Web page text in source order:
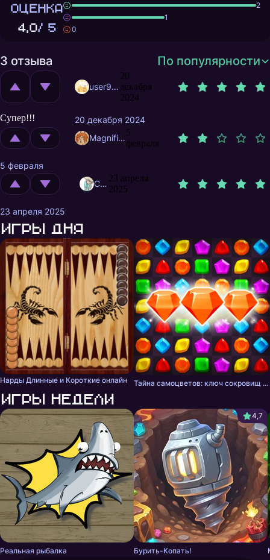
ОЦЕНКА
4,0/ 5
2
1
0
3 отзыва По популярности
user9772232
20
декабря
2024
Супер!!!
20 декабря 2024
MagnificentMrFox
5
февраля
5 февраля
Choi
23 апреля
2025
23 апреля 2025
Игры дня
Нарды Длинные и Короткие онлайн Тайна самоцветов: ключ сокровищ - три в ряд
Игры недели
Реальная рыбалка
4,7
Бурить-Копать!